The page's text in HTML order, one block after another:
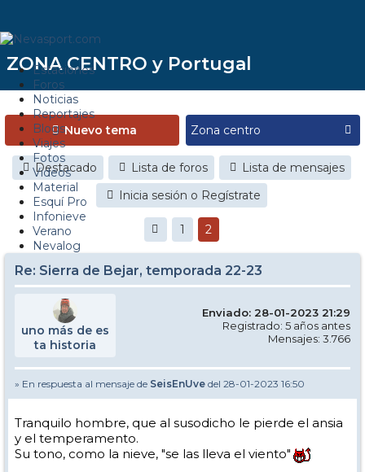
Estaciones
Foros
Noticias
Reportajes
Blogs
Viajes
Fotos
Videos
Material
Esquí Pro
Infonieve
Verano
Nevalog
ZONA CENTRO y Portugal
Nuevo tema
Destacado Lista de foros
Lista de mensajes
Inicia sesión o Regístrate
1 2
Re: Sierra de Bejar, temporada 22-23
uno más de es
ta historia
Enviado: 28-01-2023 21:29
Registrado: 5 años antes
Mensajes: 3.766
» En respuesta al mensaje de SeisEnUve del 28-01-2023 16:50
Tranquilo hombre, que al susodicho le pierde el ansia
y el temperamento.
Su tono, como la nieve, "se las lleva el viento"